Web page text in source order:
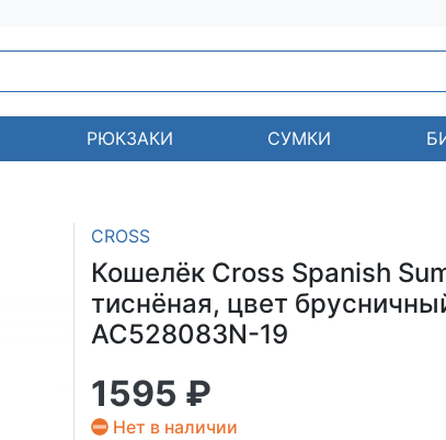
РЮКЗАКИ СУМКИ
CROSS
Кошелёк Cross Spanish
тиснёная, цвет
AC528083N-19
1595 ₽
Нет в наличии